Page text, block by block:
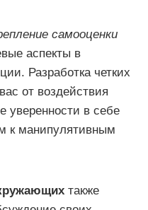
самооценки
аспекты в
Разработка четких
от воздействия
уверенности в себе
к манипулятивным
также